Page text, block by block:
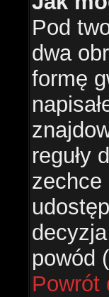
Pod
dwa
formę
reguły
zechce
powód
Powrót